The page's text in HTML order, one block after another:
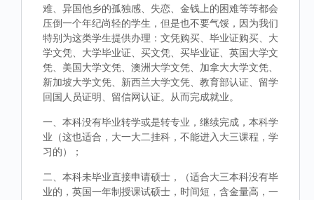
难、异国他乡的孤独感、失恋、金钱上的困难等等都会
压倒一个年纪尚轻的学生，但是也不要气馁，因为我们
特别为这类学生提供办理：文凭购买、毕业证购买、大
学文凭、大学毕业证、买文凭、买毕业证、英国大学文
凭、美国大学文凭、澳洲大学文凭、加拿大大学文凭、
新加坡大学文凭、新西兰大学文凭、教育部认证、留学
回国人员证明、留信网认证。从而完成就业。
一、本科没有毕业转学或是转专业，继续完成，本科学
业（这也适合，大一大二挂科，不能进入大三课程，学
习的）；
二、本科未毕业直接申请硕士，（适合大三本科没有毕
业的，英国一年制授课试硕士，时间短，含金量高，一